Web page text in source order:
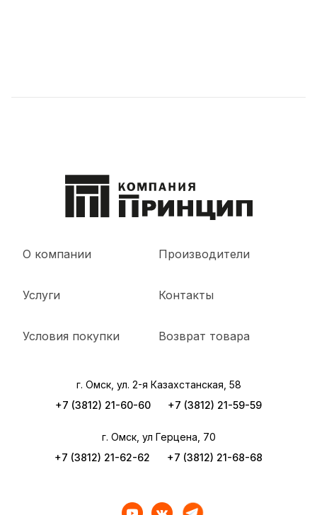
О компании
Услуги
Условия покупки
Производители
Контакты
Возврат товара
г. Омск, ул. 2-я Казахстанская, 58
+7 (3812) 21-60-60
+7 (3812) 21-59-59
г. Омск, ул Герцена, 70
+7 (3812) 21-62-62
+7 (3812) 21-68-68